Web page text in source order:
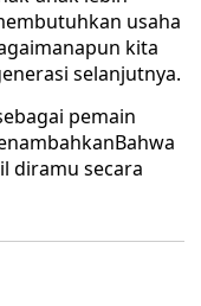
usaha
kita
selanjutnya.
pemain
diramu secara